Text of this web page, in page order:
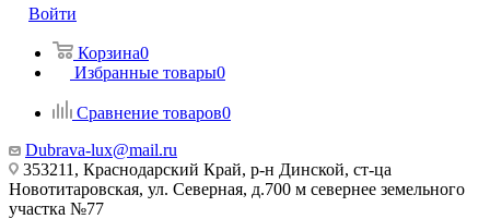
Войти
Корзина0
Избранные товары0
Сравнение товаров0
Dubrava-lux@mail.ru
353211, Краснодарский Край, р-н Динской, ст-ца
Новотитаровская, ул. Северная, д.700 м севернее земельного
участка №77